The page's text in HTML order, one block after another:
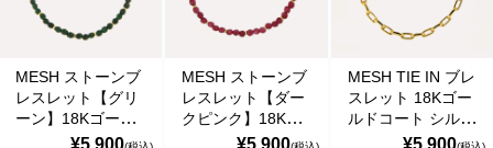
MESH ストーンブ
レスレット【グリ
ーン】18Kゴール
ドコート シルバー
¥5,900
MESH ストーンブ
レスレット【ダー
クピンク】18Kゴ
ールドコート シル
¥5,900
MESH TIE IN ブレ
スレット 18Kゴー
ルドコート シルバ
ー925 ポルトガル
¥5,900